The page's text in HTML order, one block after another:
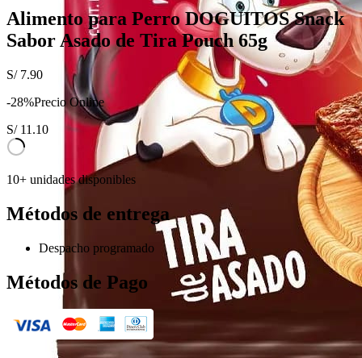
Alimento para Perro DOGUITOS Snack
Sabor Asado de Tira Pouch 65g
S/ 7.90
-28%Precio Online
S/ 11.10
10+ unidades disponibles
Métodos de entrega
Despacho programado
Métodos de Pago